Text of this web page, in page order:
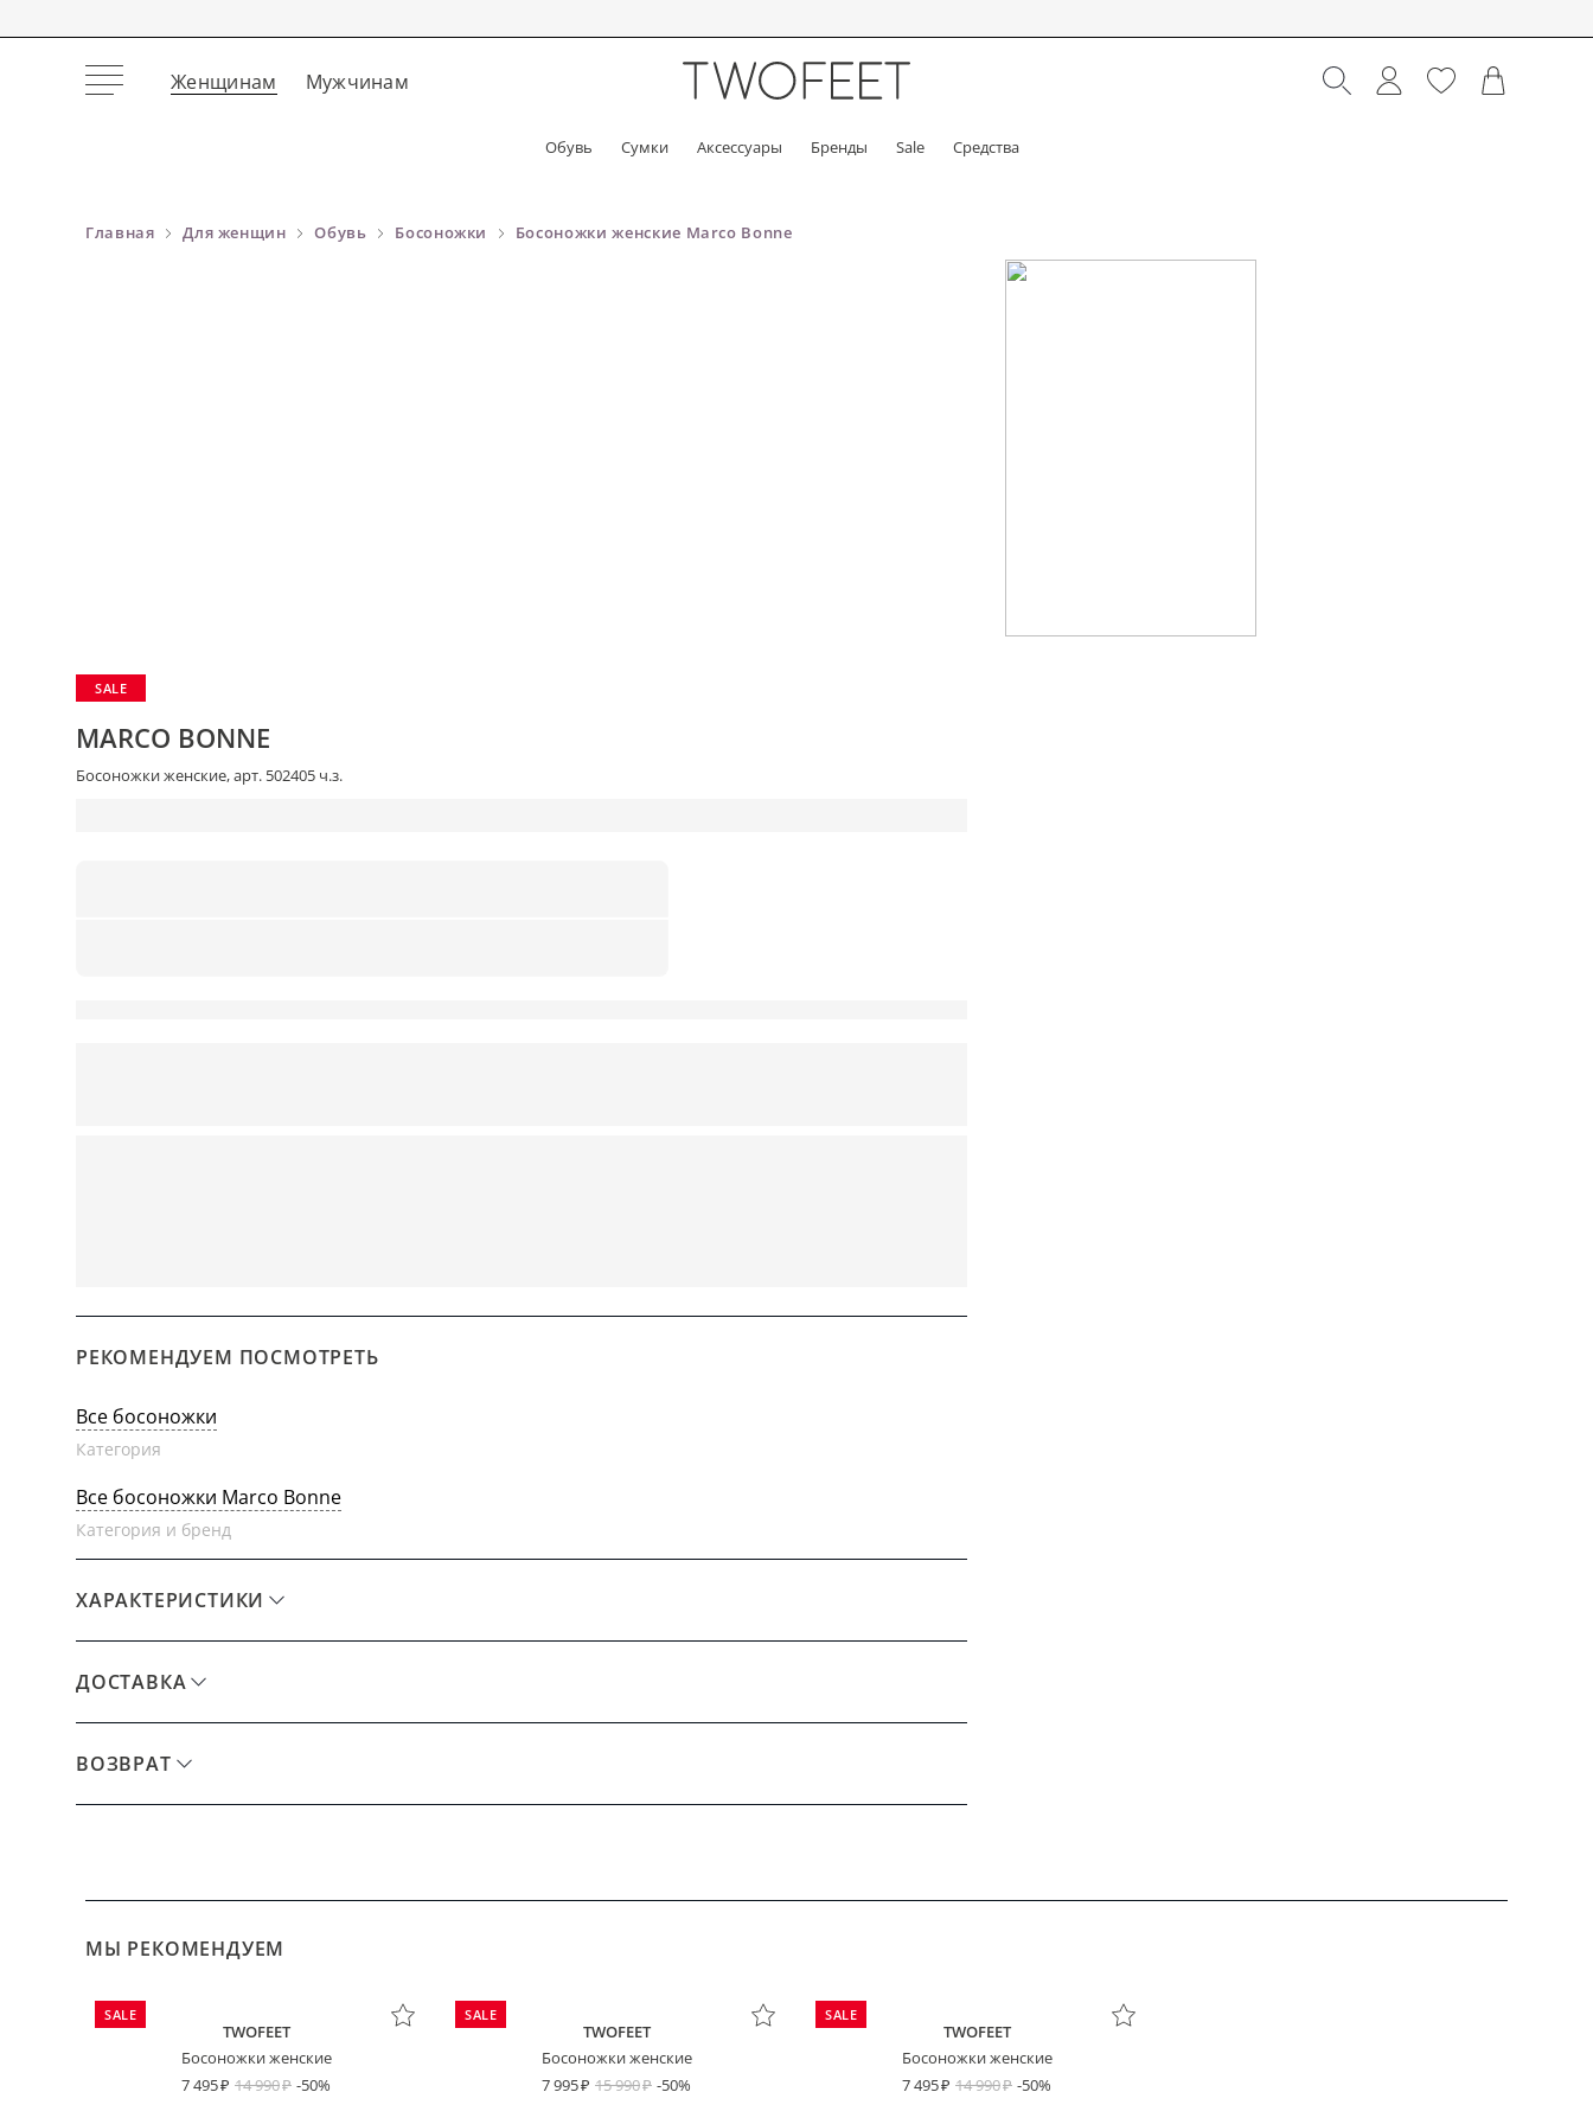
Женщинам Мужчинам
Обувь Сумки Аксессуары Бренды Sale Средства
Главная Для женщин Обувь Босоножки Босоножки женские Marco Bonne
SALE
MARCO BONNE
Босоножки женские, арт. 502405 ч.з.
РЕКОМЕНДУЕМ ПОСМОТРЕТЬ
Все босоножки
Категория
Все босоножки Marco Bonne
Категория и бренд
ХАРАКТЕРИСТИКИ
ДОСТАВКА
ВОЗВРАТ
МЫ РЕКОМЕНДУЕМ
SALE
TWOFEET
Босоножки женские
7 495
14 990 -50%
SALE
TWOFEET
Босоножки женские
7 995
15 990 -50%
SALE
TWOFEET
Босоножки женские
7 495
14 990 -50%